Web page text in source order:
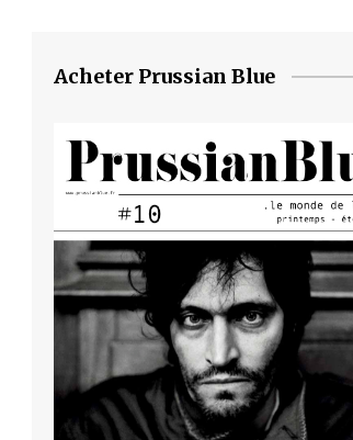
Acheter Prussian Blue